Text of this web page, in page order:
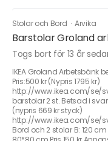
Stolar och Bord ·Arvika
Barstolar Groland
Togs bort för 13 år
IKEA Groland Arbetsbänk
Pris:500 kr (Nypris 1795 kr)
http://www.ikea.com/se/
barstolar 2 st. Betsad i
(nypris 669 kr styck)
http://www.ikea.com/se/
Bord och 2 stolar B: 120